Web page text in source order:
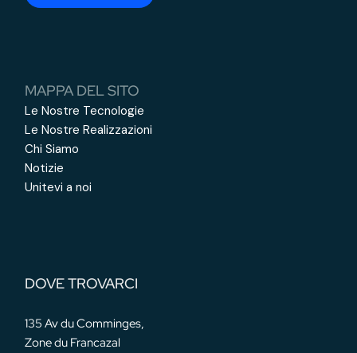
MAPPA DEL SITO
Le Nostre Tecnologie
Le Nostre Realizzazioni
Chi Siamo
Notizie
Unitevi a noi
DOVE TROVARCI
135 Av du Comminges,
Zone du Francazal